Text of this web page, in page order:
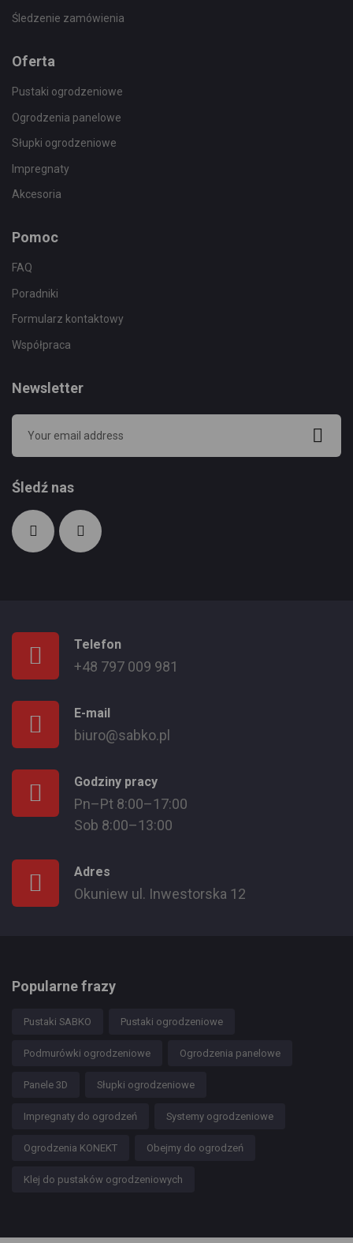
Śledzenie zamówienia
Oferta
Pustaki ogrodzeniowe
Ogrodzenia panelowe
Słupki ogrodzeniowe
Impregnaty
Akcesoria
Pomoc
FAQ
Poradniki
Formularz kontaktowy
Współpraca
Newsletter
Śledź nas
Telefon
+48 797 009 981
E-mail
biuro@sabko.pl
Godziny pracy
Pn–Pt 8:00–17:00
Sob 8:00–13:00
Adres
Okuniew ul. Inwestorska 12
Popularne frazy
Pustaki SABKO Pustaki ogrodzeniowe
Podmurówki ogrodzeniowe Ogrodzenia panelowe
Panele 3D Słupki ogrodzeniowe
Impregnaty do ogrodzeń Systemy ogrodzeniowe
Ogrodzenia KONEKT Obejmy do ogrodzeń
Klej do pustaków ogrodzeniowych